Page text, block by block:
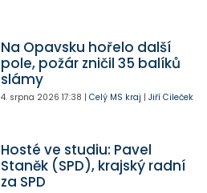
Na Opavsku hořelo další
pole, požár zničil 35 balíků
slámy
4. srpna 2026 17:38 | Celý MS kraj | Jiří Cileček
Hosté ve studiu: Pavel
Staněk (SPD), krajský radní
za SPD